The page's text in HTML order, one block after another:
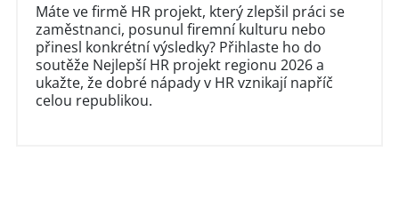
Máte ve firmě HR projekt, který zlepšil práci se
zaměstnanci, posunul firemní kulturu nebo
přinesl konkrétní výsledky? Přihlaste ho do
soutěže Nejlepší HR projekt regionu 2026 a
ukažte, že dobré nápady v HR vznikají napříč
celou republikou.